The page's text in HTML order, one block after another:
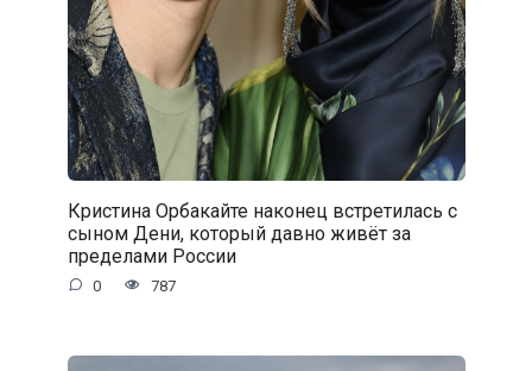
Кристина Орбакайте наконец встретилась с
сыном Дени, который давно живёт за
пределами России
0 787